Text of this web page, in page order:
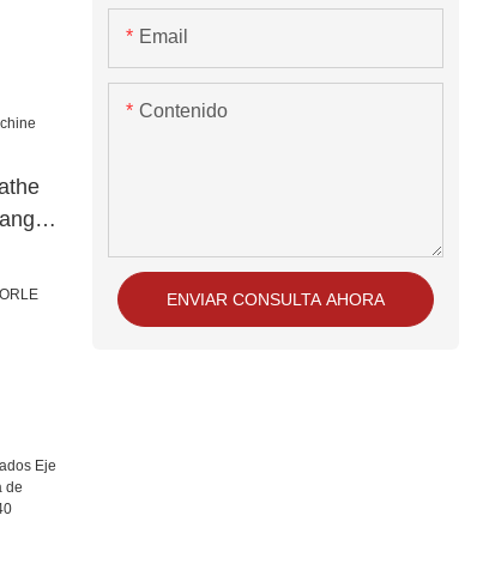
Email
Contenido
ENVIAR CONSULTA AHORA